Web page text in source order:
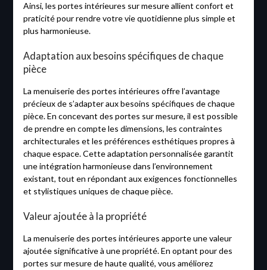
Ainsi, les portes intérieures sur mesure allient confort et
praticité pour rendre votre vie quotidienne plus simple et
plus harmonieuse.
Adaptation aux besoins spécifiques de chaque
pièce
La menuiserie des portes intérieures offre l’avantage
précieux de s’adapter aux besoins spécifiques de chaque
pièce. En concevant des portes sur mesure, il est possible
de prendre en compte les dimensions, les contraintes
architecturales et les préférences esthétiques propres à
chaque espace. Cette adaptation personnalisée garantit
une intégration harmonieuse dans l’environnement
existant, tout en répondant aux exigences fonctionnelles
et stylistiques uniques de chaque pièce.
Valeur ajoutée à la propriété
La menuiserie des portes intérieures apporte une valeur
ajoutée significative à une propriété. En optant pour des
portes sur mesure de haute qualité, vous améliorez